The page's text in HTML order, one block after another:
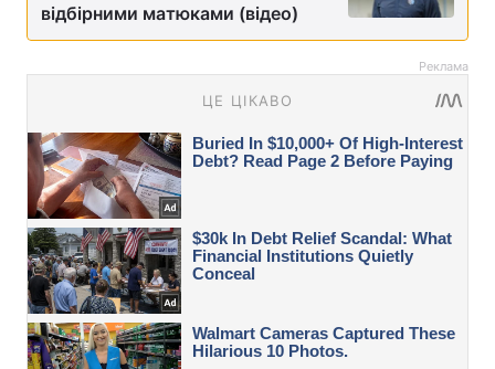
відбірними матюками (відео)
Реклама